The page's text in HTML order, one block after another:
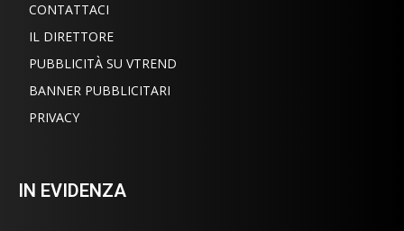
CONTATTACI
IL DIRETTORE
PUBBLICITÀ SU VTREND
BANNER PUBBLICITARI
PRIVACY
IN EVIDENZA